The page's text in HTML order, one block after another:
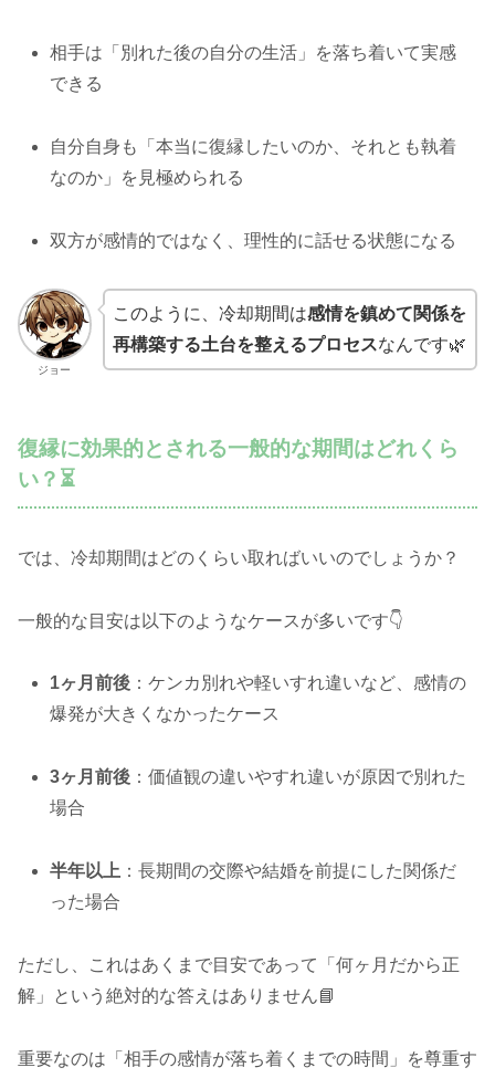
相手は「別れた後の自分の生活」を落ち着いて実感
できる
自分自身も「本当に復縁したいのか、それとも執着
なのか」を見極められる
双方が感情的ではなく、理性的に話せる状態になる
ジョー
このように、冷却期間は感情を鎮めて関係を
再構築する土台を整えるプロセスなんです🌿
復縁に効果的とされる一般的な期間はどれくら
い？⏳
では、冷却期間はどのくらい取ればいいのでしょうか？
一般的な目安は以下のようなケースが多いです👇
1ヶ月前後 ：ケンカ別れや軽いすれ違いなど、感情の
爆発が大きくなかったケース
3ヶ月前後 ：価値観の違いやすれ違いが原因で別れた
場合
半年以上 ：長期間の交際や結婚を前提にした関係だ
った場合
ただし、これはあくまで目安であって「何ヶ月だから正
解」という絶対的な答えはありません📘
重要なのは「相手の感情が落ち着くまでの時間」を尊重す